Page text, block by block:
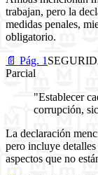
trabajan, pero la
medidas penales,
obligatorio.
📄 Pág. 1
Parcial
"Establecer
corrupción,
La declaración
pero incluye
aspectos que no